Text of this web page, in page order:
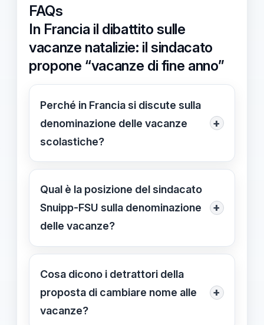
FAQs
In Francia il dibattito sulle
vacanze natalizie: il sindacato
propone “vacanze di fine anno”
Perché in Francia si discute sulla
denominazione delle vacanze
scolastiche?
+
Per motivi di laicità e rispetto delle
tradizioni, alcuni propongono di
chiamarle “vacanze di fine anno”
invece di “vacanze di Natale”,
Qual è la posizione del sindacato
Snuipp-FSU sulla denominazione
delle vacanze?
+
Il sindacato Snuipp-FSU sostiene che
usare “vacanze di fine anno”
favorisca la laicità e l'inclusività,
eliminando riferimenti religiosi nella
Cosa dicono i detrattori della
proposta di cambiare nome alle
vacanze?
+